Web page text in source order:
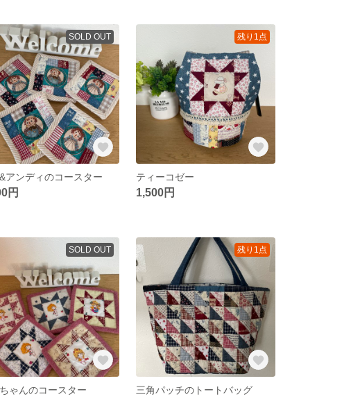
SOLD OUT
アンディのコースター
円
残り1点
ティーコゼー
1,500円
SOLD OUT
ゃんのコースター
残り1点
三角パッチのトートバッグ